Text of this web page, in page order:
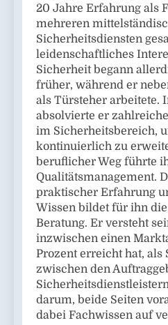
20 Jahre Erfahrung als
mehreren
Sicherheitsdiensten
leidenschaftliches
Sicherheit begann
früher, während er
als Türsteher arbeitete.
absolvierte er
im Sicherheitsbereich,
kontinuierlich zu
beruflicher Weg führte
Qualitätsmanagement.
praktischer Erfahrung
Wissen bildet für ihn
Beratung. Er versteht
inzwischen einen
Prozent erreicht hat, als
zwischen den
darum, beide Seiten
dabei Fachwissen auf